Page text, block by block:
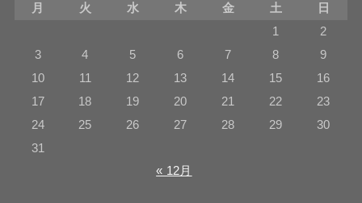
月
火 水 木 金 土
日
1
2
3
4 5 6 7 8
9
10
11 12 13 14 15
16
17
18 19 20 21 22
23
24
25 26 27 28 29
30
31
« 12月